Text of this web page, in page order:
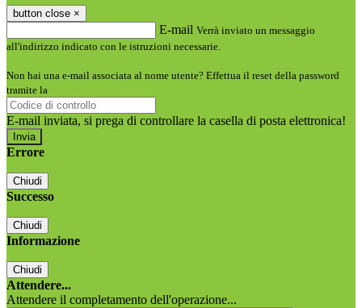
button close ×
E-mail Verrà inviato un messaggio
all'indirizzo indicato con le istruzioni necessarie.
Non hai una e-mail associata al nome utente? Effettua il reset della password
tramite la
E-mail inviata, si prega di controllare la casella di posta elettronica!
Errore
Chiudi
Successo
Chiudi
Informazione
Chiudi
Attendere...
Attendere il completamento dell'operazione...